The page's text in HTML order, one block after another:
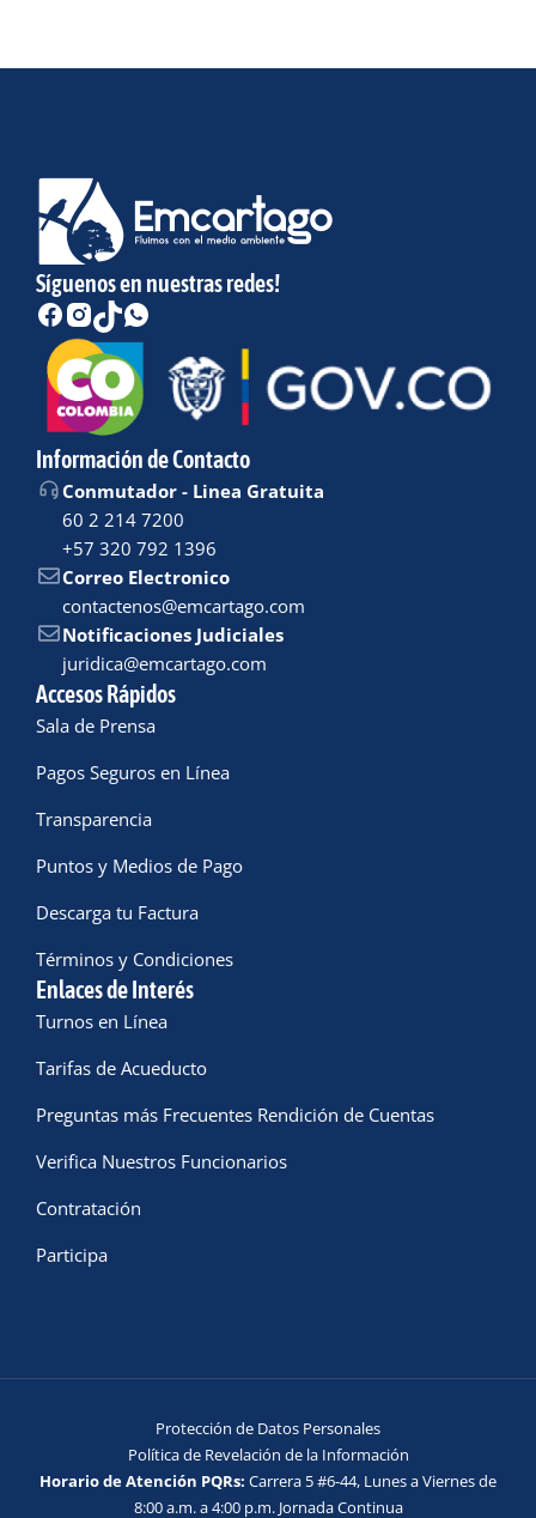
Síguenos en nuestras redes!
Información de Contacto
Conmutador - Linea Gratuita
60 2 214 7200
+57 320 792 1396
Correo Electronico
contactenos@emcartago.com
Notificaciones Judiciales
juridica@emcartago.com
Accesos Rápidos
Sala de Prensa
Pagos Seguros en Línea
Transparencia
Puntos y Medios de Pago
Descarga tu Factura
Términos y Condiciones
Enlaces de Interés
Turnos en Línea
Tarifas de Acueducto
Preguntas más Frecuentes Rendición de Cuentas
Verifica Nuestros Funcionarios
Contratación
Participa
Horario de Atención PQRs: Carrera 5 #6-44, Lunes a Viernes de
8:00 a.m. a 4:00 p.m. Jornada Continua
Protección de Datos Personales
Política de Revelación de la Información